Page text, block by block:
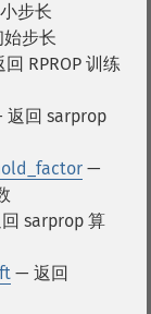
步长
步长
RPROP 训练
返回 sarprop
—
sarprop 算
— 返回